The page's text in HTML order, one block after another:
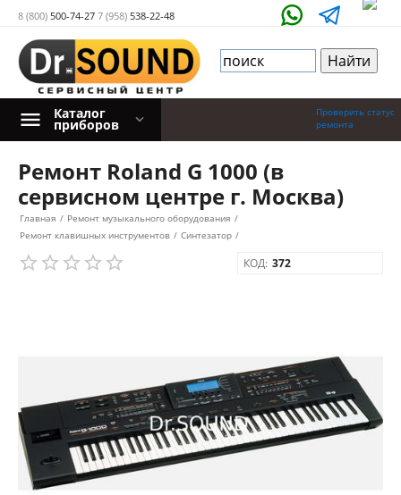
8 (800) 500-74-27 7 (958) 538-22-48
Проверить статус
ремонта
Каталог
приборов
Ремонт Roland G 1000 (в
сервисном центре г. Москва)
Главная / Ремонт музыкального оборудования /
Ремонт клавишных инструментов / Синтезатор /
КОД: 372